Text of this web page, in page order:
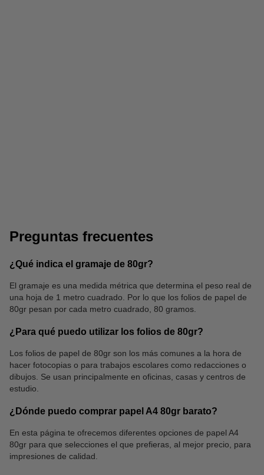
Papel de color Papel vegetal
Preguntas frecuentes
¿Qué indica el gramaje de 80gr?
El gramaje es una medida métrica que determina el peso real de
una hoja de 1 metro cuadrado. Por lo que los folios de papel de
80gr pesan por cada metro cuadrado, 80 gramos.
¿Para qué puedo utilizar los folios de 80gr?
Los folios de papel de 80gr son los más comunes a la hora de
hacer fotocopias o para trabajos escolares como redacciones o
dibujos. Se usan principalmente en oficinas, casas y centros de
estudio.
¿Dónde puedo comprar papel A4 80gr barato?
En esta página te ofrecemos diferentes opciones de papel A4
80gr para que selecciones el que prefieras, al mejor precio, para
impresiones de calidad.